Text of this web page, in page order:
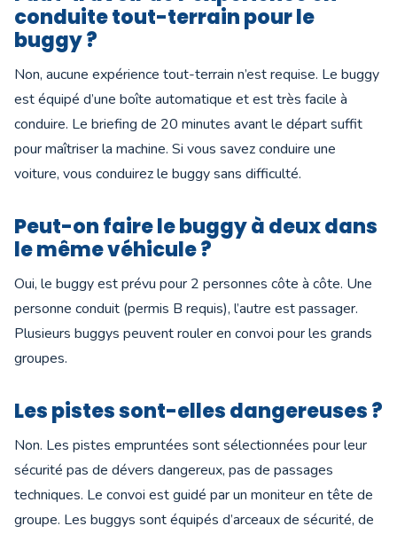
conduite tout-terrain pour le
buggy ?
Non, aucune expérience tout-terrain n’est requise. Le buggy
est équipé d’une boîte automatique et est très facile à
conduire. Le briefing de 20 minutes avant le départ suffit
pour maîtriser la machine. Si vous savez conduire une
voiture, vous conduirez le buggy sans difficulté.
Peut-on faire le buggy à deux dans
le même véhicule ?
Oui, le buggy est prévu pour 2 personnes côte à côte. Une
personne conduit (permis B requis), l’autre est passager.
Plusieurs buggys peuvent rouler en convoi pour les grands
groupes.
Les pistes sont-elles dangereuses ?
Non. Les pistes empruntées sont sélectionnées pour leur
sécurité pas de dévers dangereux, pas de passages
techniques. Le convoi est guidé par un moniteur en tête de
groupe. Les buggys sont équipés d’arceaux de sécurité, de